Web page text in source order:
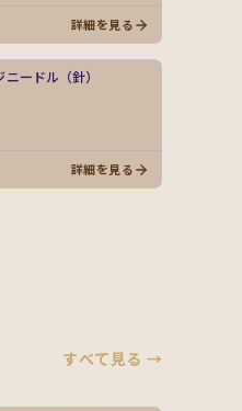
詳細を見る
ニードル（針）
詳細を見る
すべて見る →